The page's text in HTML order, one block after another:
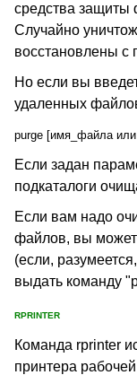
средства защиты
Случайно
восстановлены
Но если вы
удаленных
purge [имя_файла или
Если задан
подкаталоги
Если вам надо
файлов, вы
(если,
выдать команду
RPRINTER
Команда rprinter
принтера